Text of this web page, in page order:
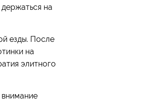
на
езды. После
на
элитного
внимание